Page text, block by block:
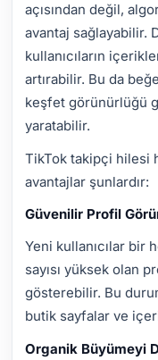
açısından değil,
avantaj sağlayabilir.
kullanıcıların
artırabilir. Bu da
keşfet görünürlüğü
yaratabilir.
TikTok takipçi hilesi
avantajlar şunlardır:
Güvenilir Profil
Yeni kullanıcılar bir
sayısı yüksek olan
gösterebilir. Bu
butik sayfalar ve
Organik Büyümeyi